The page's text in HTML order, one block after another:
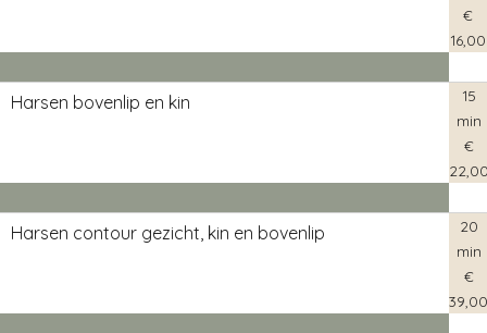
€
16,00
Harsen bovenlip en kin
15
min
€
Harsen contour gezicht, kin en bovenlip
20
min
€
39,00